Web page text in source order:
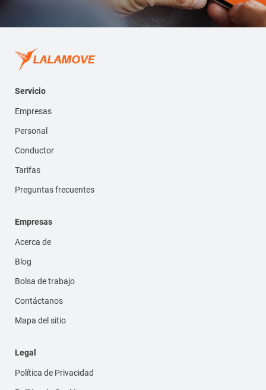
Servicio
Empresas
Personal
Conductor
Tarifas
Preguntas frecuentes
Empresas
Acerca de
Blog
Bolsa de trabajo
Contáctanos
Mapa del sitio
Legal
Política de Privacidad